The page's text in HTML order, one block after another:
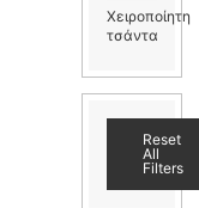
Χειροποίητη
τσάντα
Reset
All
Filters